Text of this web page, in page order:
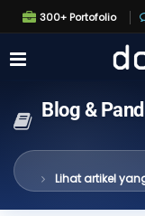
300+ Portofolio
Blog &
Lihat artikel